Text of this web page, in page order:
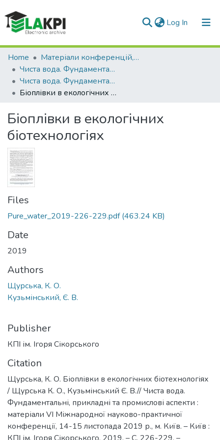
Log In (current)
Communities & Collections
All of DSpace
Statistics
Home
Матеріали конференцій, семінарів і т.п.
Чиста вода. Фундаментальні, прикладні та промислові аспекти
Чиста вода. Фундаментальні, прикладні та промислові аспекти (6 ; 2019 ; Київ)
Біоплівки в екологічних біотехнологіях
Біоплівки в екологічних
біотехнологіях
Files
Pure_water_2019-226-229.pdf(463.24 KB)
Date
2019
Authors
Щурська, К. О.
Кузьмінський, Є. В.
Publisher
КПІ ім. Ігоря Сікорського
Citation
Щурська, К. О. Біоплівки в екологічних біотехнологіях
/ Щурська К. О., Кузьмінський Є. В.// Чиста вода.
Фундаментальні, прикладні та промислові аспекти :
матеріали VІ Міжнародної науково-практичної
конференції, 14-15 листопада 2019 р., м. Київ. – Київ :